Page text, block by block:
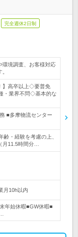
完全週休2日制
環境調査、お客様対応
】高卒以上◇要普免
・業界不問◇基本的な
■多摩物流センター
・経験を考慮の上、
11.5時間分…
月10h以内
年始休暇■GW休暇■